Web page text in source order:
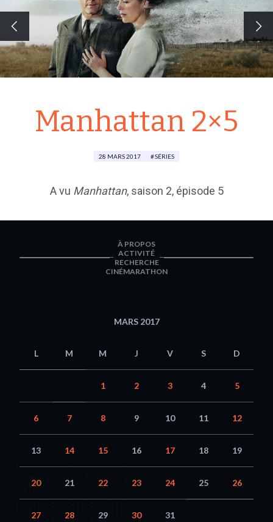
Manhattan 2×5
28 MARS 2017 SÉRIES
A vu Manhattan, saison 2, épisode 5
À PROPOS
ACTIVITÉ
RECHERCHE
CINÉMARATHON
MARS 2017
L M M J V S D
1 2 3 4 5
6 7 8 9 10 11 12
13 14 15 16 17 18 19
20 21 22 23 24 25 26
27 28 29 30 31